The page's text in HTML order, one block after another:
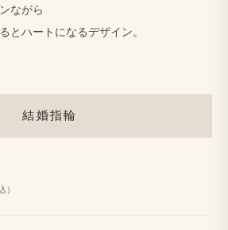
結婚指輪
）
ながら
と​ハートに​なる​デザイン。